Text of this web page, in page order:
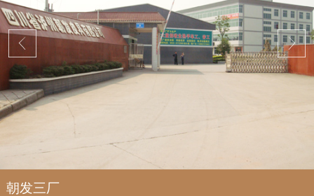
朝发三厂